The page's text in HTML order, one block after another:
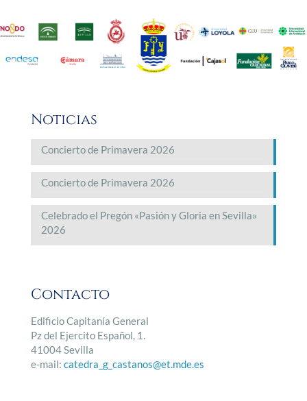
Noticias
Concierto de Primavera 2026
Concierto de Primavera 2026
Celebrado el Pregón «Pasión y Gloria en Sevilla»
2026
Contacto
Edificio Capitanía General
Pz del Ejercito Español, 1.
41004 Sevilla
e-mail: catedra_g_castanos@et.mde.es